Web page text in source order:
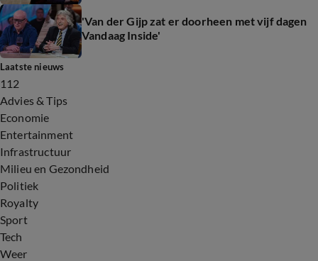
'Van der Gijp zat er doorheen met vijf dagen
Vandaag Inside'
Laatste nieuws
112
Advies & Tips
Economie
Entertainment
Infrastructuur
Milieu en Gezondheid
Politiek
Royalty
Sport
Tech
Weer